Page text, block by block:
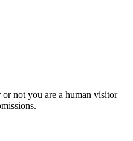
not you are a human visitor